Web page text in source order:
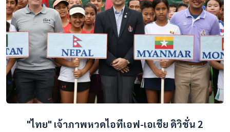
"ไทย" เจ้าภาพหวดไอทีเอฟ-เอเชีย ดิวิชั่น 2